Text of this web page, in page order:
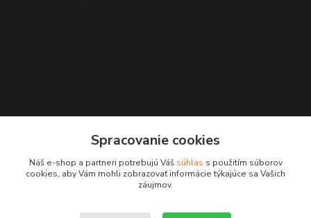
leksunsro@gmail.com
Spracovanie cookies
Náš e-shop a partneri potrebujú Váš súhlas s použitím súborov
cookies, aby Vám mohli zobrazovať informácie týkajúce sa Vašich
záujmov.